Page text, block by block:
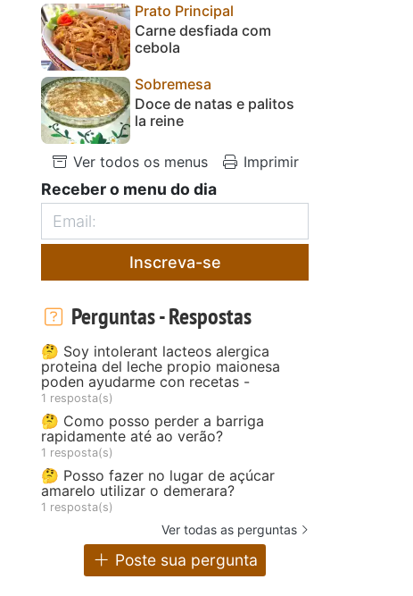
Prato Principal
Carne desfiada com
cebola
Sobremesa
Doce de natas e palitos
la reine
Ver todos os menus Imprimir
Receber o menu do dia
Inscreva-se
Perguntas - Respostas
🤔 Soy intolerant lacteos alergica
proteina del leche propio maionesa
poden ayudarme con recetas -
1 resposta(s)
🤔 Como posso perder a barriga
rapidamente até ao verão?
1 resposta(s)
🤔 Posso fazer no lugar de açúcar
amarelo utilizar o demerara?
1 resposta(s)
Ver todas as perguntas
Poste sua pergunta